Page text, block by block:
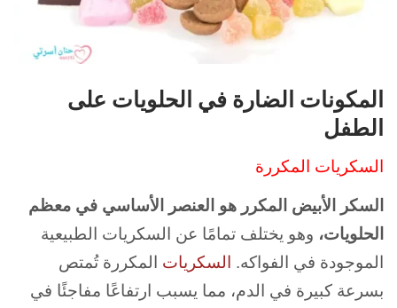
المكونات الضارة في الحلويات على
الطفل
السكريات المكررة
السكر الأبيض المكرر هو العنصر الأساسي في معظم
الحلويات، وهو يختلف تمامًا عن السكريات الطبيعية
الموجودة في الفواكه.
السكريات المكررة تُمتص
بسرعة كبيرة في الدم، مما يسبب ارتفاعًا مفاجئًا في